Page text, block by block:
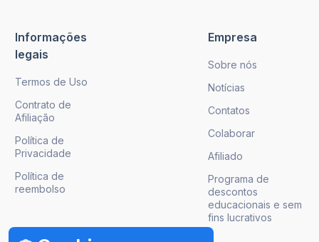
Informações
legais
Termos de Uso
Contrato de
Afiliação
Política de
Privacidade
Política de
reembolso
Empresa
Sobre nós
Notícias
Contatos
Colaborar
Afiliado
Programa de
descontos
educacionais e sem
fins lucrativos